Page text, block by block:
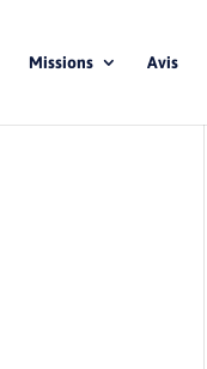
Missions Avis